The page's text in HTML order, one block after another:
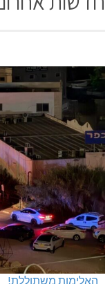
האלימות משתוללת!